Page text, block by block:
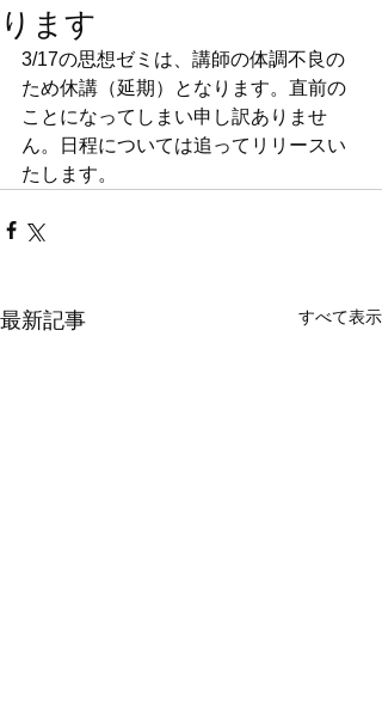
ります
3/17の思想ゼミは、講師の体調不良の
ため休講（延期）となります。直前の
ことになってしまい申し訳ありませ
ん。日程については追ってリリースい
たします。
最新記事 すべて表示